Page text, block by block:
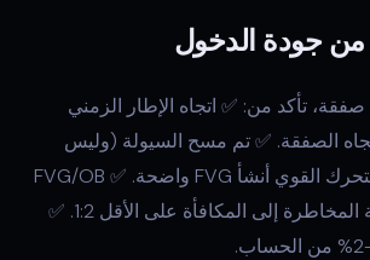
من جودة الدخول
تأكد من: ✅ اتجاه الإطار الزمني
الصفقة. ✅ تم مسح السيولة (وليس
مجرد اللمس). ✅ التحرك القوي أنشأ FVG واضحة. ✅ FVG/OB
غير مُخفّفة. ✅ نسبة المخاطرة إلى المكافأة على الأقل 1:2. ✅